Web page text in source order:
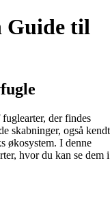
Guide til
der findes
skabninger, også kendt
økosystem. I denne
hvor du kan se dem i